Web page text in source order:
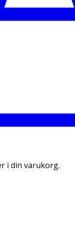
i din varukorg.